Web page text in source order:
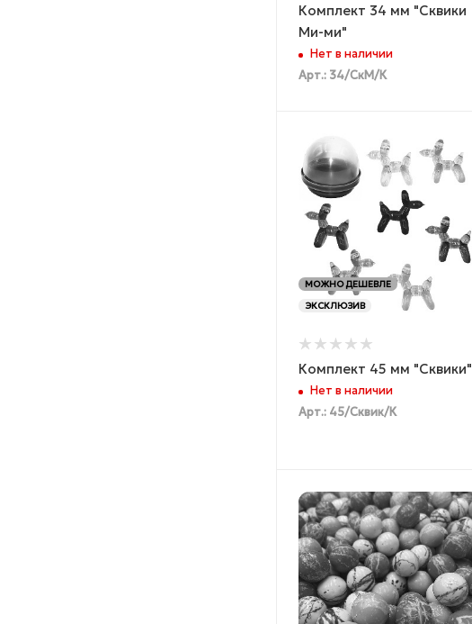
Комплект 34 мм "Сквики
Ми-ми"
Нет в наличии
Арт.: 34/СкМ/К
МОЖНО ДЕШЕВЛЕ
ЭКСКЛЮЗИВ
Комплект 45 мм "Сквики"
Нет в наличии
Арт.: 45/Сквик/К